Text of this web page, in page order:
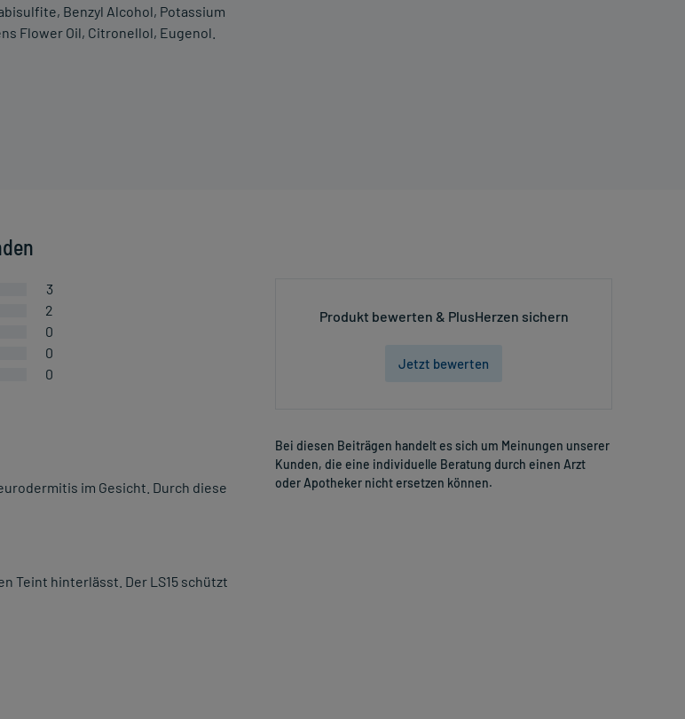
Benzyl Alcohol, Potassium
Flower Oil, Citronellol, Eugenol.
3
2
0
0
0
im Gesicht. Durch diese
Teint hinterlässt. Der LS15 schützt
Produkt bewerten & PlusHerzen sichern
Jetzt bewerten
Bei diesen Beiträgen handelt es sich um Meinungen unserer
Kunden, die eine individuelle Beratung durch einen Arzt
oder Apotheker nicht ersetzen können.